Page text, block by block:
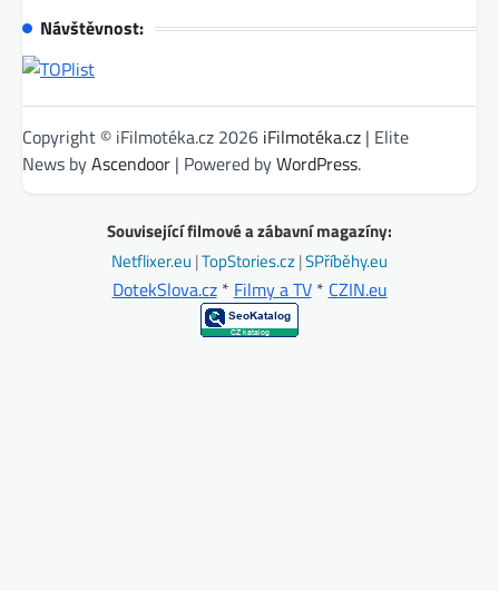
Návštěvnost:
Copyright © iFilmotéka.cz 2026 iFilmotéka.cz | Elite
News byAscendoor | Powered byWordPress.
Související filmové a zábavní magazíny:
Netflixer.eu |TopStories.cz|SPříběhy.eu
DotekSlova.cz* Filmy a TV* CZIN.eu